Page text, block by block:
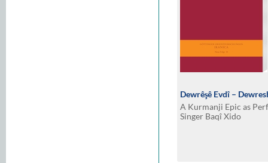
Dewrêşê Evdî –
A Kurmanji Epic as
Singer Baqî Xido